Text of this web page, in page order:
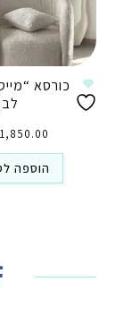
כורסא
1,850.00
הוספה